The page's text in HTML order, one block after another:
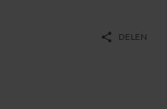
share DELEN